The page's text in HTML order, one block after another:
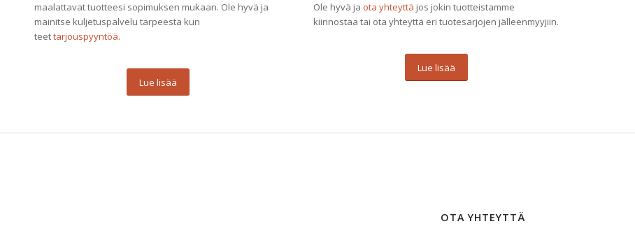
maalattavat tuotteesi sopimuksen mukaan. Ole hyvä ja
mainitse kuljetuspalvelu tarpeesta kun
teettarjouspyyntöä.
Lue lisää
Ole hyvä ja ota yhteyttä jos jokin tuotteistamme
kiinnostaa tai ota yhteyttä eri tuotesarjojen jälleenmyyjiin.
Lue lisää
OTA YHTEYTTÄ